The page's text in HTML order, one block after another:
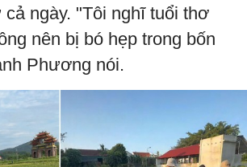
ngày. "Tôi nghĩ tuổi thơ
nên bị bó hẹp trong bốn
Phương nói.